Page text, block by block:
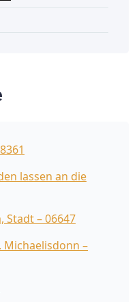
lassen an die
Stadt – 06647
Michaelisdonn –